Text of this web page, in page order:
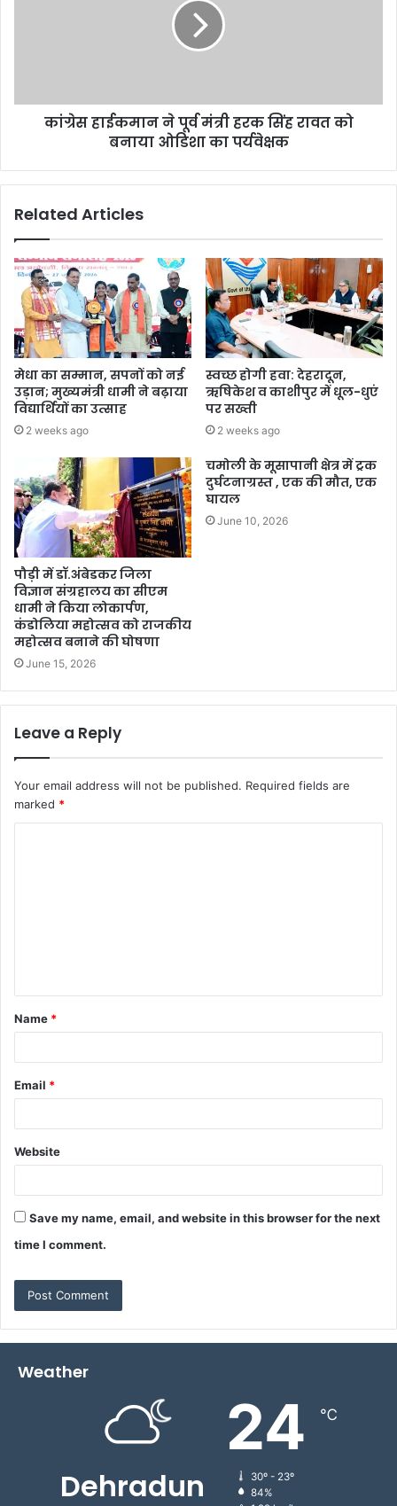
कांग्रेस हाईकमान ने पूर्व मंत्री हरक सिंह रावत को
बनाया ओडिशा का पर्यवेक्षक
Related Articles
मेधा का सम्मान, सपनों को नई
उड़ान; मुख्यमंत्री धामी ने बढ़ाया
विद्यार्थियों का उत्साह
2 weeks ago
स्वच्छ होगी हवा: देहरादून,
ऋषिकेश व काशीपुर में धूल-धुएं
पर सख्ती
2 weeks ago
पौड़ी में डॉ.अंबेडकर जिला
विज्ञान संग्रहालय का सीएम
धामी ने किया लोकार्पण,
कंडोलिया महोत्सव को राजकीय
महोत्सव बनाने की घोषणा
June 15, 2026
चमोली के मूसापानी क्षेत्र में ट्रक
दुर्घटनाग्रस्त , एक की मौत, एक
घायल
June 10, 2026
Leave a Reply
Your email address will not be published. Required fields are
marked *
t
*
Name *
Email *
Website
Save my name, email, and website in this browser for the next
time I comment.
Weather
Dehradun
24 ℃
30º - 23º
84%